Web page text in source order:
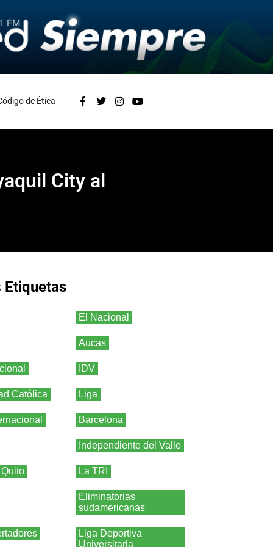
de Ética
City al
Etiquetas
El Nacional
Aucas
IDV
Católica Liga
Barcelona
Independiente del Valle
La TRI
Eliminatorias
sudamericanas
Liga Deportiva
Universitaria